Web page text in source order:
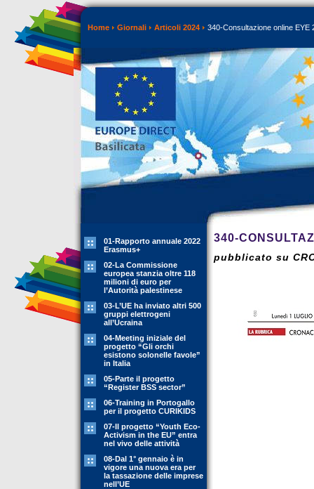
Home Giornali Articoli 2024 340-Consultazione online EYE
01-Rapporto annuale 2022
Erasmus+
02-La Commissione
europea stanzia oltre 118
milioni di euro per
l’Autorità palestinese
03-L’UE ha inviato altri 500
gruppi elettrogeni
all’Ucraina
04-Meeting iniziale del
progetto “Gli orchi
esistono solonelle favole”
in Italia
05-Parte il progetto
“Register BSS sector”
06-Training in Portogallo
per il progetto CURIKIDS
07-Il progetto “Youth Eco-
Activism in the EU” entra
nel vivo delle attività
08-Dal 1° gennaio è in
vigore una nuova era per
la tassazione delle imprese
nell’UE
340-
pubblicato su